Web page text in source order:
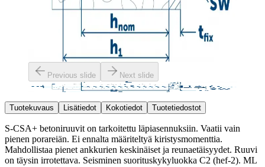
Previous slide Next slide
Tuotekuvaus Lisätiedot Kokotiedot Tuotetiedostot
S-CSA+ betoniruuvit on tarkoitettu läpiasennuksiin. Vaatii vain
pienen porareiän. Ei ennalta määriteltyä kiristysmomenttia.
Mahdollistaa pienet ankkurien keskinäiset ja reunaetäisyydet. Ruuvi
on täysin irrotettava. Seisminen suorituskykyluokka C2 (hef-2). ML